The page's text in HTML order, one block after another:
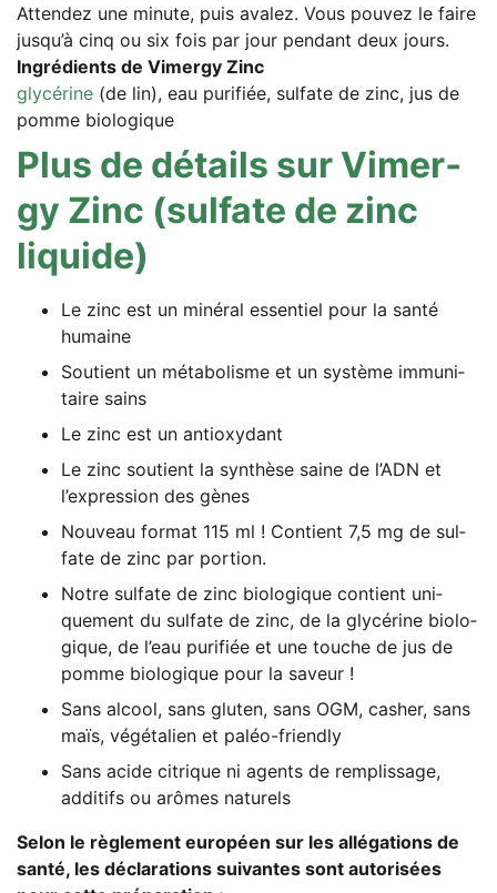
Atten­dez une minu­te, puis ava­lez. Vous pou­vez le fai­re
jus­qu’à cinq ou six fois par jour pen­dant deux jours.
Ing­ré­di­ents de Vimer­gy Zinc
gly­cé­ri­ne (de lin), eau puri­fiée, sul­fa­te de zinc, jus de
pom­me biologique
Plus de détails sur Vimer­
gy Zinc (sul­fa­te de zinc
liquide)
Le zinc est un miné­ral essentiel pour la san­té
humaine
Sou­ti­ent un méta­bo­lis­me et un sys­tème immu­ni­
taire sains
Le zinc est un antioxydant
Le zinc sou­ti­ent la syn­thè­se sai­ne de l’ADN et
l’expression des gènes
Nou­veau for­mat 115 ml ! Con­ti­ent 7,5 mg de sul­
fa­te de zinc par portion.
Not­re sul­fa­te de zinc bio­lo­gi­que con­ti­ent uni­
quement du sul­fa­te de zinc, de la gly­cé­ri­ne bio­lo­
gi­que, de l’eau puri­fiée et une tou­che de jus de
pom­me bio­lo­gi­que pour la saveur !
Sans alcool, sans glu­ten, sans OGM, cas­her, sans
maïs, végé­ta­li­en et paléo-friendly
Sans aci­de citri­que ni agents de rem­plis­sa­ge,
addi­tifs ou arô­mes naturels
Selon le règle­ment euro­pé­en sur les allé­ga­ti­ons de
san­té, les décla­ra­ti­ons sui­van­tes sont auto­ri­sées